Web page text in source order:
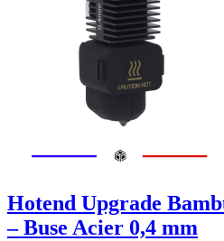
Hotend Upgrade
– Buse Acier 0,4 mm